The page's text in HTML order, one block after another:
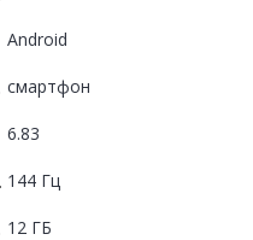
Android
смартфон
6.83
144 Гц
12 ГБ